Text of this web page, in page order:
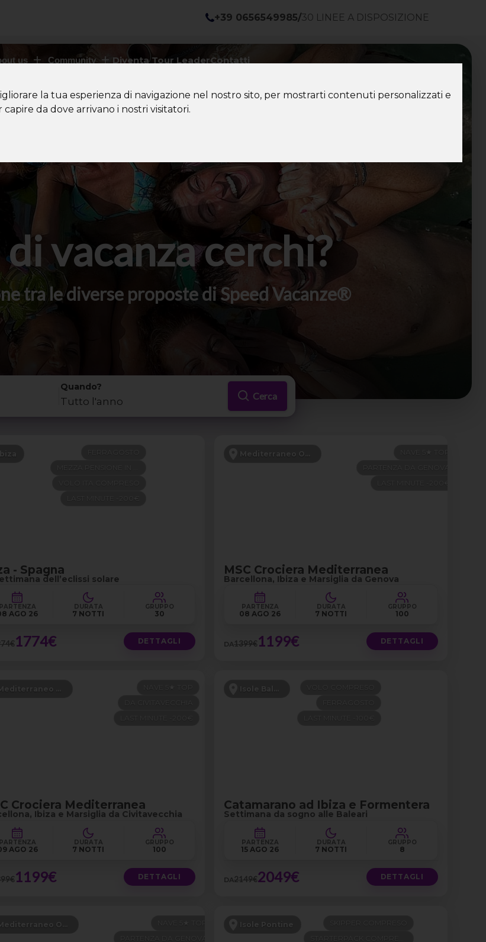
la tua esperienza di navigazione nel nostro sito, per mostrarti contenuti personalizzati e
da dove arrivano i nostri visitatori.
+39 0656549985/30 LINEE A DISPOSIZIONE
us Community Diventa Tour LeaderContatti
vacanza cerchi?
tra le diverse proposte di Speed Vacanze®
Quando?
Tutto l'anno Cerca
Ibiza
- Spagna
dell’eclissi solare
PARTENZA
AGO 26
DURATA
7 NOTTI
GRUPPO
30
1774€ DETTAGLI
Mediterraneo Occidentale
MSC Crociera Mediterranea
Barcellona, Ibiza e Marsiglia da Genova
PARTENZA
08 AGO 26
DURATA
7 NOTTI
GRUPPO
100
DA1399€1199€ DETTAGLI
Occidentale
NAVE 5★ TOP
Crociera Mediterranea
Ibiza e Marsiglia da Civitavecchia
PARTENZA
AGO 26
DURATA
7 NOTTI
GRUPPO
100
1199€ DETTAGLI
Isole Baleari
Catamarano ad Ibiza e Formentera
Settimana da sogno alle Baleari
PARTENZA
15 AGO 26
DURATA
7 NOTTI
GRUPPO
8
DA2149€2049€ DETTAGLI
Occidentale Isole Pontine